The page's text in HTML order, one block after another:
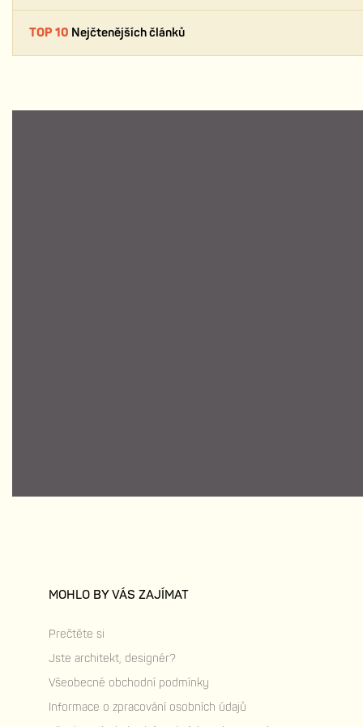
TOP 10 Nejčtenějších článků
MOHLO BY VÁS ZAJÍMAT
Prečtěte si
Jste architekt, designér?
Všeobecné obchodní podmínky
Informace o zpracování osobních údajů